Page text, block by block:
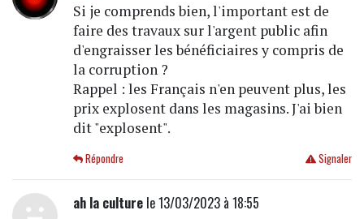
Si je comprends bien, l'important est de
faire des travaux sur l'argent public afin
d'engraisser les bénéficiaires y compris de
la corruption ?
Rappel : les Français n'en peuvent plus, les
prix explosent dans les magasins. J'ai bien
dit "explosent".
Signaler
Répondre
ah la culturele 13/03/2023 à 18:55